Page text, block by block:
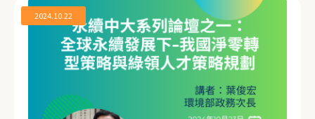
2024.10.22